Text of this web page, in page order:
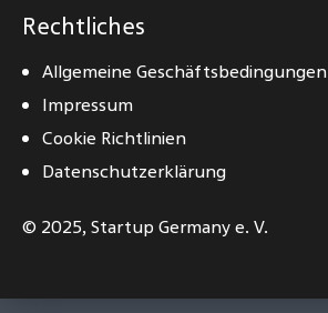
Rechtliches
Allgemeine Geschäftsbedingungen
Impressum
Cookie Richtlinien
Datenschutzerklärung
© 2025,Startup Germany e. V.